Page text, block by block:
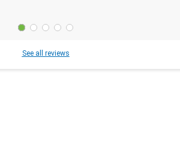
See all reviews